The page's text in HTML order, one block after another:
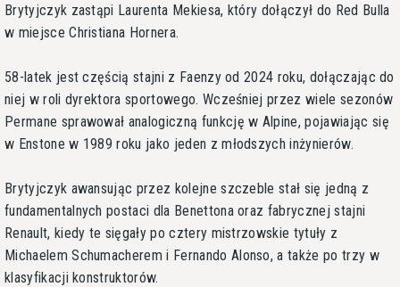
Brytyjczyk zastąpi Laurenta Mekiesa, który dołączył do Red Bulla
w miejsce Christiana Hornera.
58-latek jest częścią stajni z Faenzy od 2024 roku, dołączając do
niej w roli dyrektora sportowego. Wcześniej przez wiele sezonów
Permane sprawował analogiczną funkcję w Alpine, pojawiając się
w Enstone w 1989 roku jako jeden z młodszych inżynierów.
Brytyjczyk awansując przez kolejne szczeble stał się jedną z
fundamentalnych postaci dla Benettona oraz fabrycznej stajni
Renault, kiedy te sięgały po cztery mistrzowskie tytuły z
Michaelem Schumacherem i Fernando Alonso, a także po trzy w
klasyfikacji konstruktorów.